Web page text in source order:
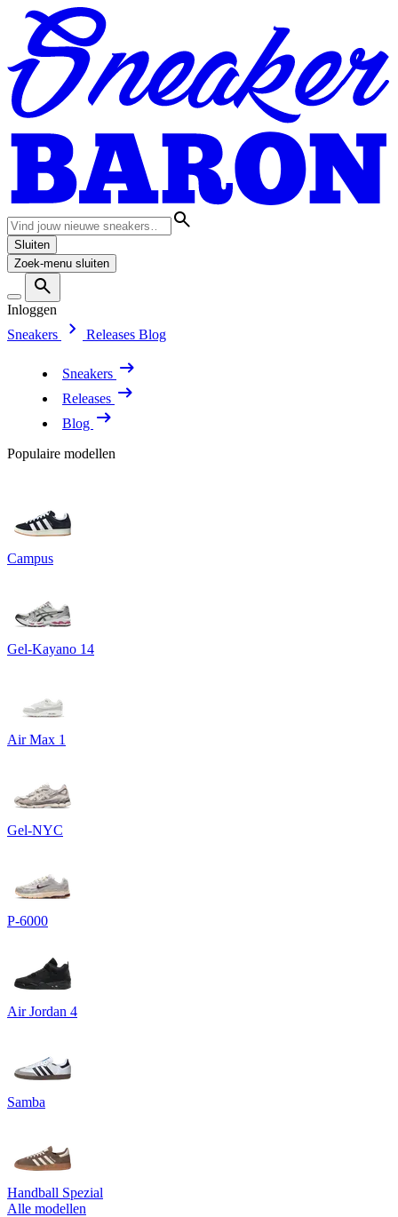
Sluiten
Zoek-menu sluiten
Inloggen
Sneakers
Releases Blog
Sneakers
Releases
Blog
Populaire modellen
Campus
Gel-Kayano 14
Air Max 1
Gel-NYC
P-6000
Air Jordan 4
Samba
Handball Spezial
Alle modellen